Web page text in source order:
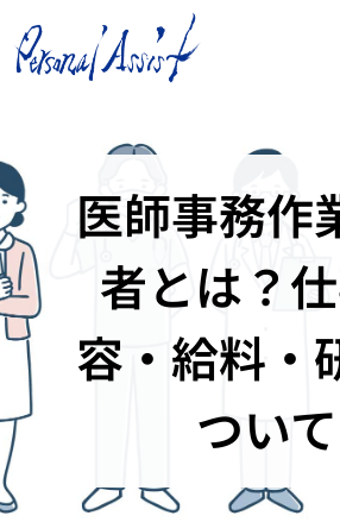
医師事務作
者とは？
容・給料・
ついて